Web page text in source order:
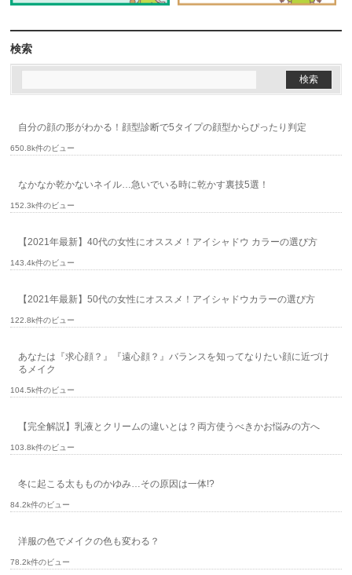
検索
自分の顔の形がわかる！顔型診断で5タイプの顔型からぴったり判定
650.8k件のビュー
なかなか乾かないネイル…急いでいる時に乾かす裏技5選！
152.3k件のビュー
【2021年最新】40代の女性にオススメ！アイシャドウ カラーの選び方
143.4k件のビュー
【2021年最新】50代の女性にオススメ！アイシャドウカラーの選び方
122.8k件のビュー
あなたは『求心顔？』『遠心顔？』バランスを知ってなりたい顔に近づけ
るメイク
104.5k件のビュー
【完全解説】乳液とクリームの違いとは？両方使うべきかお悩みの方へ
103.8k件のビュー
冬に起こる太もものかゆみ…その原因は一体!?
84.2k件のビュー
洋服の色でメイクの色も変わる？
78.2k件のビュー